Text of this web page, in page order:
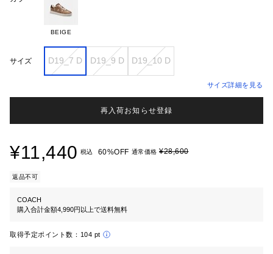
BEIGE
サイズ D19_7 D D19_9 D D19_10 D
サイズ詳細を見る
再入荷お知らせ登録
¥11,440 税込 60%OFF 通常価格 ¥28,600
返品不可
COACH
購入合計金額4,990円以上で送料無料
取得予定ポイント数： 104 pt